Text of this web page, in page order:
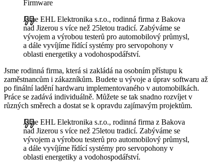
Firmware
Jsme EHL Elektronika s.r.o., rodinná firma z Bakova
nad Jizerou s více než 25letou tradicí. Zabýváme se
vývojem a výrobou testerů pro automobilový průmysl,
a dále vyvíjíme řídící systémy pro servopohony v
oblasti energetiky a vodohospodářství.
Jsme rodinná firma, která si zakládá na osobním přístupu k
zaměstnancům i zákazníkům. Budete u vývoje a úprav softwaru až
po finální ladění hardwaru implementovaného v automobilkách.
Práce se zadává individuálně. Můžete se tak snadno rozvíjet v
různých směrech a dostat se k opravdu zajímavým projektům.
Jsme EHL Elektronika s.r.o., rodinná firma z Bakova
nad Jizerou s více než 25letou tradicí. Zabýváme se
vývojem a výrobou testerů pro automobilový průmysl,
a dále vyvíjíme řídící systémy pro servopohony v
oblasti energetiky a vodohospodářství.